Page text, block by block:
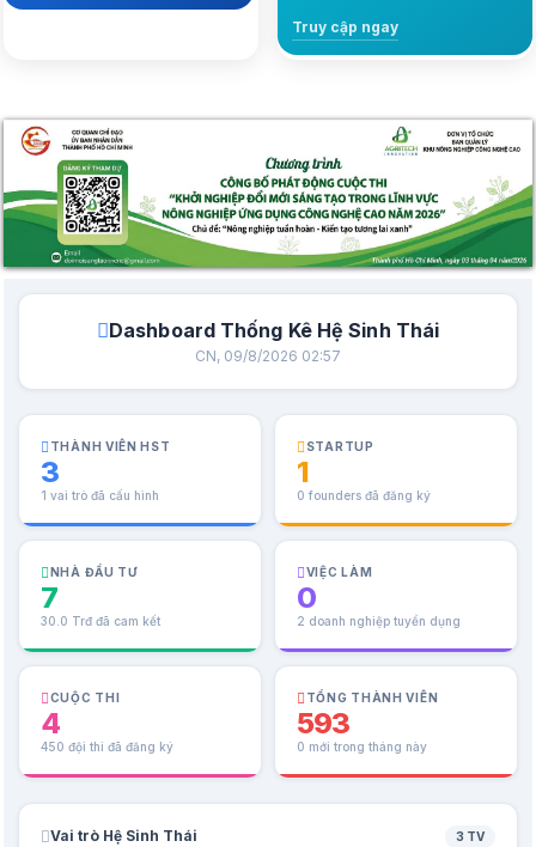
Truy cập ngay
Dashboard Thống Kê Hệ Sinh Thái
CN, 09/8/2026 02:57
THÀNH VIÊN HST
3
1 vai trò đã cấu hình
STARTUP
1
0 founders đã đăng ký
NHÀ ĐẦU TƯ
7
30.0 Trđ đã cam kết
VIỆC LÀM
0
2 doanh nghiệp tuyển dụng
CUỘC THI
4
450 đội thi đã đăng ký
TỔNG THÀNH VIÊN
593
0 mới trong tháng này
Vai trò Hệ Sinh Thái 3 TV